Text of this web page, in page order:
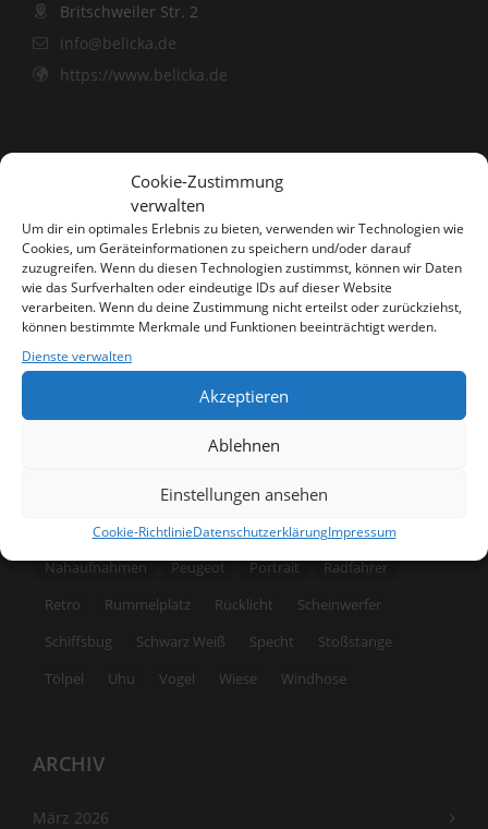
Cookie-Zustimmung
verwalten
Um dir ein optimales Erlebnis zu bieten, verwenden wir Technologien wie
Cookies, um Geräteinformationen zu speichern und/oder darauf
zuzugreifen. Wenn du diesen Technologien zustimmst, können wir Daten
wie das Surfverhalten oder eindeutige IDs auf dieser Website
verarbeiten. Wenn du deine Zustimmung nicht erteilst oder zurückziehst,
können bestimmte Merkmale und Funktionen beeinträchtigt werden.
Dienste verwalten
Akzeptieren
Ablehnen
Einstellungen ansehen
Cookie-RichtlinieDatenschutzerklärungImpressum
Britschweiler Str. 2
info@belicka.de
https://www.belicka.de
SCHLAGWÖRTER
Fassade
Feld Fischmarkt Foto
Fotografie
Handwerk
Katzen Kranich
Kreuz
Kronenkranich
Kühlergrill Maschine
Motorrad
Nahaufnahmen
Peugeot Portrait
Radfahrer
Retro
Rummelplatz Rücklicht
Scheinwerfer
Schiffsbug
Schwarz Weiß Specht
Stoßstange
Tölpel
Uhu Vogel Wiese Windhose
ARCHIV
März 2026